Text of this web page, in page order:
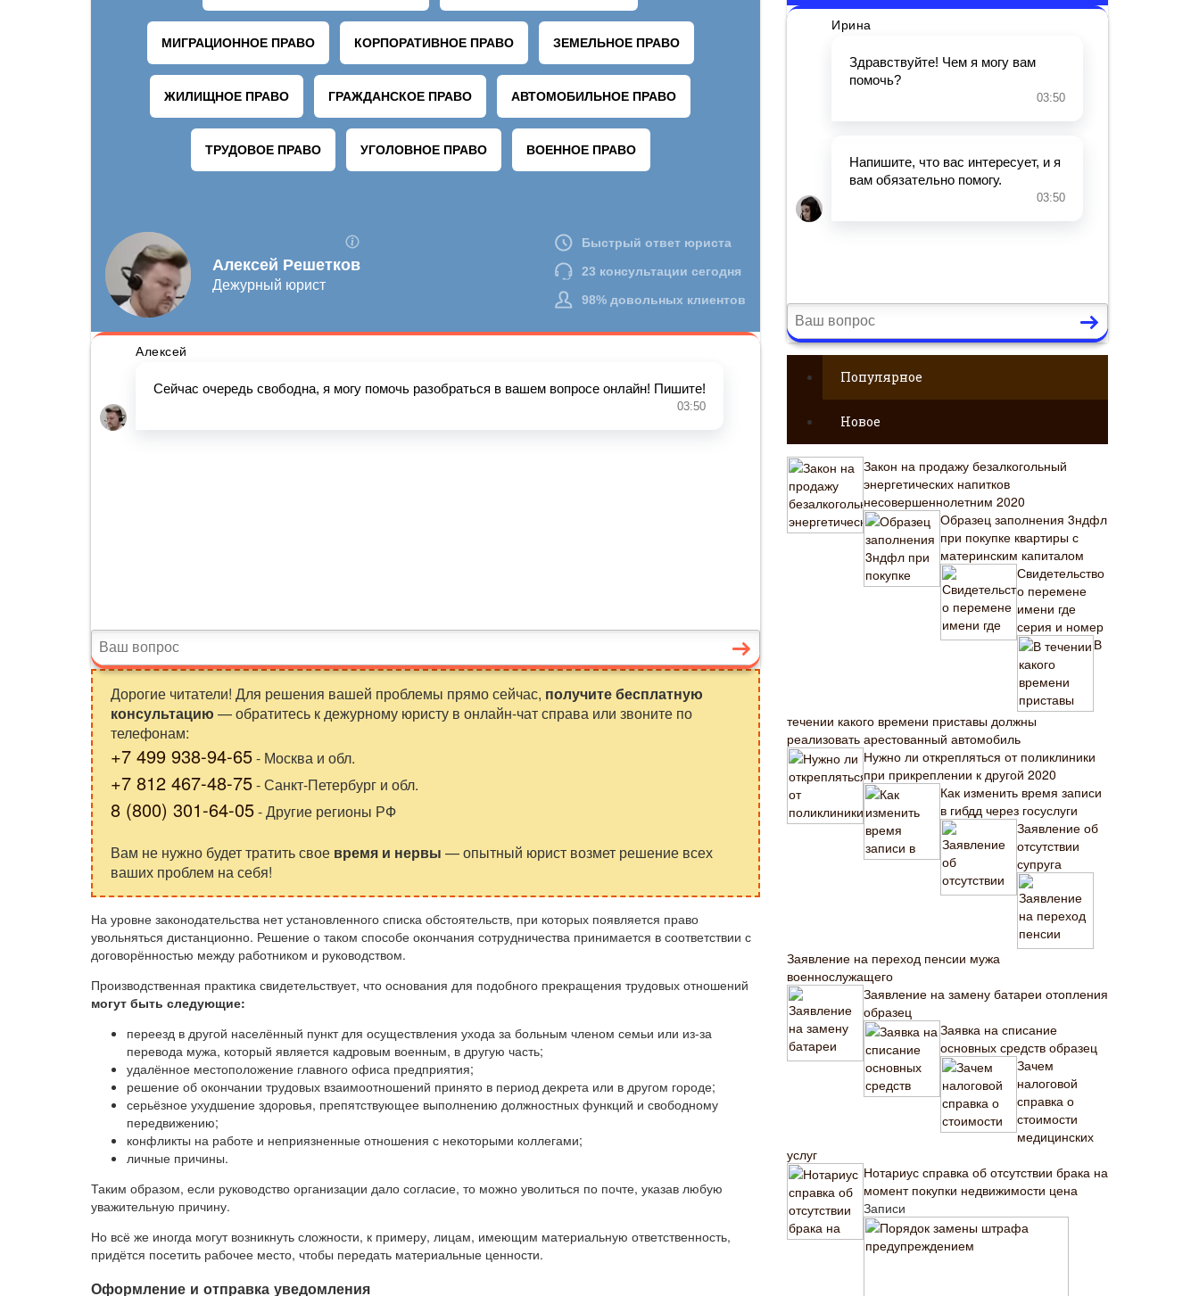
Дорогие читатели! Для решения вашей проблемы прямо сейчас, получите бесплатную
консультацию — обратитесь к дежурному юристу в онлайн-чат справа или звоните по
телефонам:
+7 499 938-94-65- Москва и обл.
+7 812 467-48-75- Санкт-Петербург и обл.
8 (800) 301-64-05- Другие регионы РФ
Вам не нужно будет тратить свое время и нервы — опытный юрист возмет решение всех
ваших проблем на себя!
На уровне законодательства нет установленного списка обстоятельств, при которых появляется право
увольняться дистанционно. Решение о таком способе окончания сотрудничества принимается в соответствии с
договорённостью между работником и руководством.
Производственная практика свидетельствует, что основания для подобного прекращения трудовых отношений
могут быть следующие:
переезд в другой населённый пункт для осуществления ухода за больным членом семьи или из-за
перевода мужа, который является кадровым военным, в другую часть;
удалённое местоположение главного офиса предприятия;
решение об окончании трудовых взаимоотношений принято в период декрета или в другом городе;
серьёзное ухудшение здоровья, препятствующее выполнению должностных функций и свободному
передвижению;
конфликты на работе и неприязненные отношения с некоторыми коллегами;
личные причины.
Таким образом, если руководство организации дало согласие, то можно уволиться по почте, указав любую
уважительную причину.
Но всё же иногда могут возникнуть сложности, к примеру, лицам, имеющим материальную ответственность,
придётся посетить рабочее место, чтобы передать материальные ценности.
Оформление и отправка уведомления
Популярное
Новое
Закон на продажу безалкогольный
энергетических напитков
несовершеннолетним 2020
Образец заполнения 3ндфл
при покупке квартиры с
материнским капиталом
Свидетельство
о перемене
имени где
серия и номер
В
течении какого времени приставы должны
реализовать арестованный автомобиль
Нужно ли открепляться от поликлиники
при прикреплении к другой 2020
Как изменить время записи
в гибдд через госуслуги
Заявление об
отсутствии
супруга
Заявление на переход пенсии мужа
военнослужащего
Заявление на замену батареи отопления
образец
Заявка на списание
основных средств образец
Зачем
налоговой
справка о
стоимости
медицинских
услуг
Нотариус справка об отсутствии брака на
момент покупки недвижимости цена
Записи